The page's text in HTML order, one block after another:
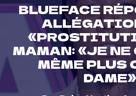
BLUEFACE
MAMAN: «JE
MÊME PLUS
DAME»